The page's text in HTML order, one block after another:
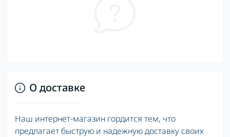
О доставке
Наш интернет-магазин гордится тем, что
предлагает быструю и надежную доставку своих